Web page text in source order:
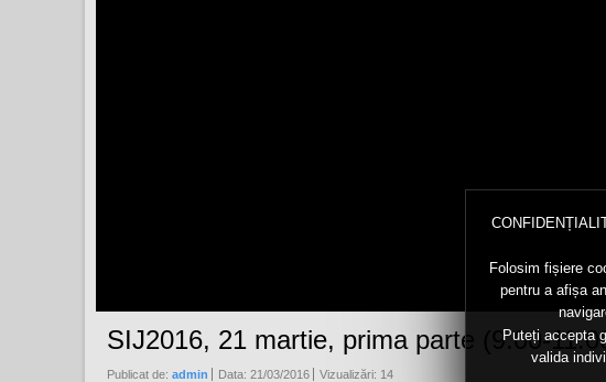
Folosim fișiere
pentru a afișa
Puteți accepta
valida
SIJ2016, 21 martie, prima parte (9.00-
Publicat de: admin Data: 21/03/2016 Vizualizări: 14